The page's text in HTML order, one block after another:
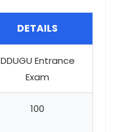
DETAILS
DDUGU Entrance
Exam
100